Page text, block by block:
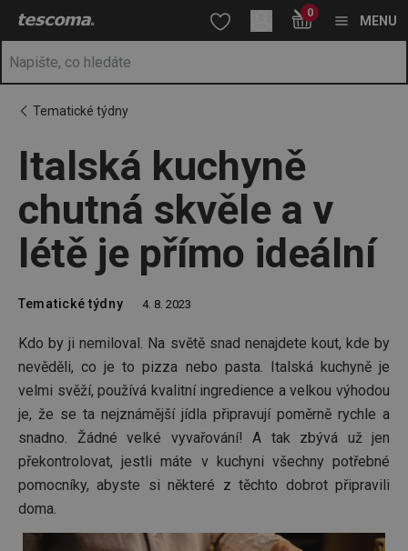
Nacházíte se na stránce Italská kuchyně chutná skvěle a v létě
Přejít na hlavní obsah
Přejít na vyhledávání
Přejít na navigaci 0
MENU
Tematické týdny
Italská kuchyně
chutná skvěle a v
létě je přímo ideální
Tematické týdny 4. 8. 2023
Kdo by ji nemiloval. Na světě snad nenajdete kout, kde by
nevěděli, co je to pizza nebo pasta. Italská kuchyně je
velmi svěží, používá kvalitní ingredience a velkou výhodou
je, že se ta nejznámější jídla připravují poměrně rychle a
snadno. Žádné velké vyvařování! A tak zbývá už jen
překontrolovat, jestli máte v kuchyni všechny potřebné
pomocníky, abyste si některé z těchto dobrot připravili
doma.